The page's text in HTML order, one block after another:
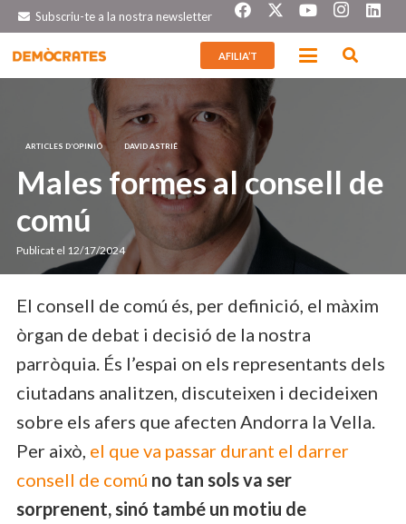
Subscriu-te a la nostra newsletter
AFILIA’T
ARTICLES D’OPINIÓ DAVID ASTRIÉ
Males formes al consell de
comú
Publicat el 12/17/2024
El consell de comú és, per definició, el màxim
òrgan de debat i decisió de la nostra
parròquia. És l’espai on els representants dels
ciutadans analitzen, discuteixen i decideixen
sobre els afers que afecten Andorra la Vella.
Per això, el que va passar durant el darrer
consell de comú no tan sols va ser
sorprenent, sinó també un motiu de